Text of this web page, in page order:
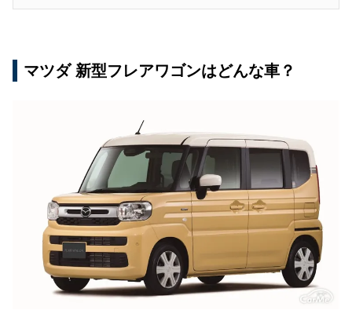
マツダ 新型フレアワゴンはどんな車？